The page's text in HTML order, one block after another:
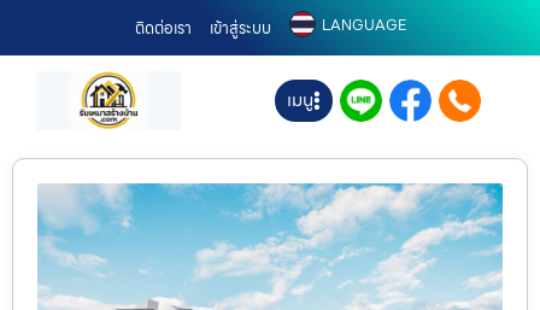
ติดต่อเรา เข้าสู่ระบบ LANGUAGE
เมนู